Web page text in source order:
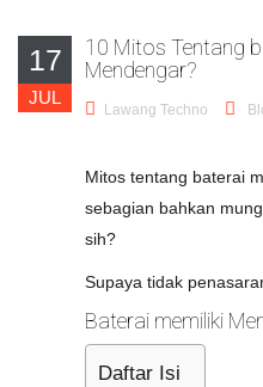
17
JUL
10 Mitos Tentang
Mendengar?
Lawang Techno
Mitos tentang baterai
sebagian bahkan
sih?
Supaya tidak
Baterai memiliki
Daftar Isi